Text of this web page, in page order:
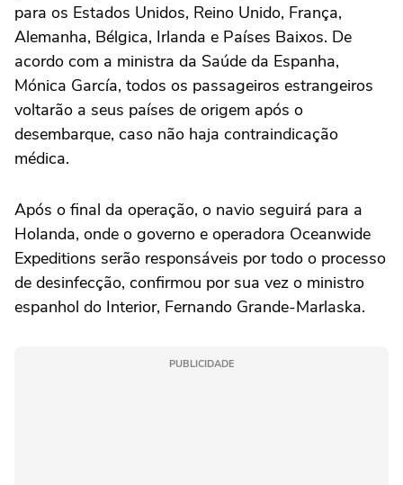
para os Estados Unidos, Reino Unido, França,
Alemanha, Bélgica, Irlanda e Países Baixos. De
acordo com a ministra da Saúde da Espanha,
Mónica García, todos os passageiros estrangeiros
voltarão a seus países de origem após o
desembarque, caso não haja contraindicação
médica.
Após o final da operação, o navio seguirá para a
Holanda, onde o governo e operadora Oceanwide
Expeditions serão responsáveis por todo o processo
de desinfecção, confirmou por sua vez o ministro
espanhol do Interior, Fernando Grande-Marlaska.
PUBLICIDADE